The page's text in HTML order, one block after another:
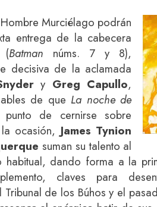
Murciélago podrán
entrega de la cabecera
(Batman núms. 7 y 8),
decisiva de la aclamada
y Greg Capullo,
de que La noche de
de cernirse sobre
ocasión, James Tynion
suman su talento al
habitual, dando forma a la
claves para
de los Búhos y el